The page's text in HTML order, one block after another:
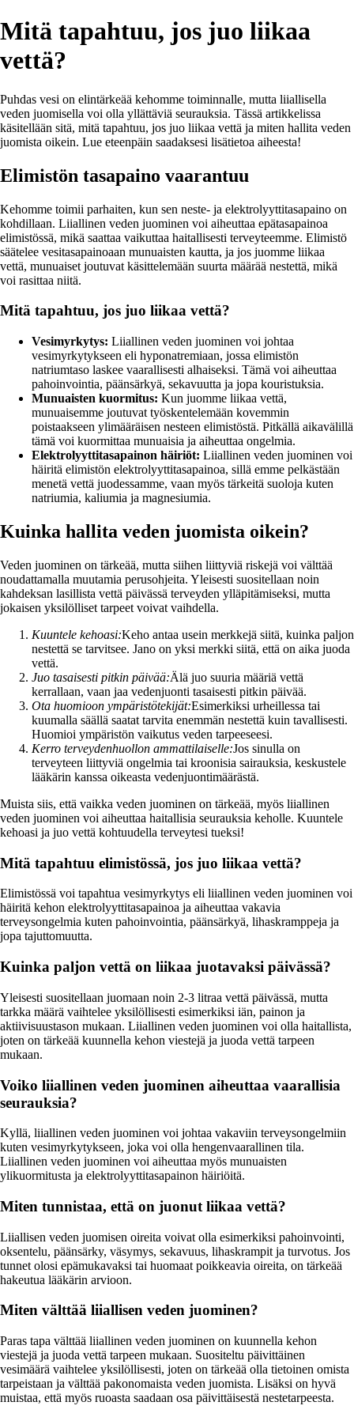
Mitä tapahtuu, jos juo liikaa
vettä?
Puhdas vesi on elintärkeää kehomme toiminnalle, mutta liiallisella
veden juomisella voi olla yllättäviä seurauksia. Tässä artikkelissa
käsitellään sitä, mitä tapahtuu, jos juo liikaa vettä ja miten hallita veden
juomista oikein. Lue eteenpäin saadaksesi lisätietoa aiheesta!
Elimistön tasapaino vaarantuu
Kehomme toimii parhaiten, kun sen neste- ja elektrolyyttitasapaino on
kohdillaan. Liiallinen veden juominen voi aiheuttaa epätasapainoa
elimistössä, mikä saattaa vaikuttaa haitallisesti terveyteemme. Elimistö
säätelee vesitasapainoaan munuaisten kautta, ja jos juomme liikaa
vettä, munuaiset joutuvat käsittelemään suurta määrää nestettä, mikä
voi rasittaa niitä.
Mitä tapahtuu, jos juo liikaa vettä?
Vesimyrkytys: Liiallinen veden juominen voi johtaa
vesimyrkytykseen eli hyponatremiaan, jossa elimistön
natriumtaso laskee vaarallisesti alhaiseksi. Tämä voi aiheuttaa
pahoinvointia, päänsärkyä, sekavuutta ja jopa kouristuksia.
Munuaisten kuormitus: Kun juomme liikaa vettä,
munuaisemme joutuvat työskentelemään kovemmin
poistaakseen ylimääräisen nesteen elimistöstä. Pitkällä aikavälillä
tämä voi kuormittaa munuaisia ja aiheuttaa ongelmia.
Elektrolyyttitasapainon häiriöt: Liiallinen veden juominen voi
häiritä elimistön elektrolyyttitasapainoa, sillä emme pelkästään
menetä vettä juodessamme, vaan myös tärkeitä suoloja kuten
natriumia, kaliumia ja magnesiumia.
Kuinka hallita veden juomista oikein?
Veden juominen on tärkeää, mutta siihen liittyviä riskejä voi välttää
noudattamalla muutamia perusohjeita. Yleisesti suositellaan noin
kahdeksan lasillista vettä päivässä terveyden ylläpitämiseksi, mutta
jokaisen yksilölliset tarpeet voivat vaihdella.
Kuuntele kehoasi:Keho antaa usein merkkejä siitä, kuinka paljon
nestettä se tarvitsee. Jano on yksi merkki siitä, että on aika juoda
vettä.
Juo tasaisesti pitkin päivää:Älä juo suuria määriä vettä
kerrallaan, vaan jaa vedenjuonti tasaisesti pitkin päivää.
Ota huomioon ympäristötekijät:Esimerkiksi urheillessa tai
kuumalla säällä saatat tarvita enemmän nestettä kuin tavallisesti.
Huomioi ympäristön vaikutus veden tarpeeseesi.
Kerro terveydenhuollon ammattilaiselle:Jos sinulla on
terveyteen liittyviä ongelmia tai kroonisia sairauksia, keskustele
lääkärin kanssa oikeasta vedenjuontimäärästä.
Muista siis, että vaikka veden juominen on tärkeää, myös liiallinen
veden juominen voi aiheuttaa haitallisia seurauksia keholle. Kuuntele
kehoasi ja juo vettä kohtuudella terveytesi tueksi!
Mitä tapahtuu elimistössä, jos juo liikaa vettä?
Elimistössä voi tapahtua vesimyrkytys eli liiallinen veden juominen voi
häiritä kehon elektrolyyttitasapainoa ja aiheuttaa vakavia
terveysongelmia kuten pahoinvointia, päänsärkyä, lihaskramppeja ja
jopa tajuttomuutta.
Kuinka paljon vettä on liikaa juotavaksi päivässä?
Yleisesti suositellaan juomaan noin 2-3 litraa vettä päivässä, mutta
tarkka määrä vaihtelee yksilöllisesti esimerkiksi iän, painon ja
aktiivisuustason mukaan. Liiallinen veden juominen voi olla haitallista,
joten on tärkeää kuunnella kehon viestejä ja juoda vettä tarpeen
mukaan.
Voiko liiallinen veden juominen aiheuttaa vaarallisia
seurauksia?
Kyllä, liiallinen veden juominen voi johtaa vakaviin terveysongelmiin
kuten vesimyrkytykseen, joka voi olla hengenvaarallinen tila.
Liiallinen veden juominen voi aiheuttaa myös munuaisten
ylikuormitusta ja elektrolyyttitasapainon häiriöitä.
Miten tunnistaa, että on juonut liikaa vettä?
Liiallisen veden juomisen oireita voivat olla esimerkiksi pahoinvointi,
oksentelu, päänsärky, väsymys, sekavuus, lihaskrampit ja turvotus. Jos
tunnet olosi epämukavaksi tai huomaat poikkeavia oireita, on tärkeää
hakeutua lääkärin arvioon.
Miten välttää liiallisen veden juominen?
Paras tapa välttää liiallinen veden juominen on kuunnella kehon
viestejä ja juoda vettä tarpeen mukaan. Suositeltu päivittäinen
vesimäärä vaihtelee yksilöllisesti, joten on tärkeää olla tietoinen omista
tarpeistaan ja välttää pakonomaista veden juomista. Lisäksi on hyvä
muistaa, että myös ruoasta saadaan osa päivittäisestä nestetarpeesta.